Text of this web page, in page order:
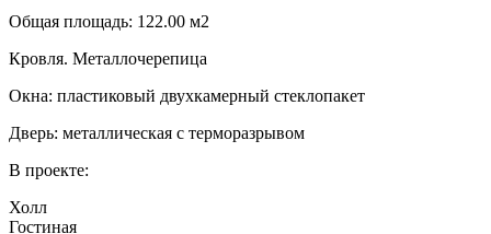
Общая площадь: 122.00 м2
Кровля. Металлочерепица
Окна: пластиковый двухкамерный стеклопакет
Дверь: металлическая с терморазрывом
В проекте:
Холл
Гостиная